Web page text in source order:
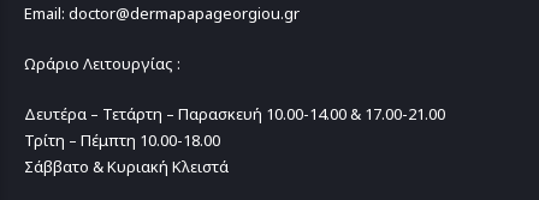
Email: doctor@dermapapageorgiou.gr
Ωράριο Λειτουργίας :
Δευτέρα – Τετάρτη – Παρασκευή 10.00-14.00 & 17.00-21.00
Τρίτη – Πέμπτη 10.00-18.00
Σάββατο & Κυριακή Κλειστά